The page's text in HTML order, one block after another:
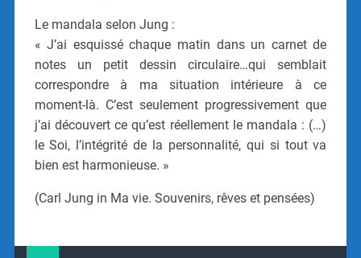
Le mandala selon Jung :
« J’ai esquissé chaque matin dans un carnet de
notes un petit dessin circulaire…qui semblait
correspondre à ma situation intérieure à ce
moment-là. C’est seulement progressivement que
j’ai découvert ce qu’est réellement le mandala : (…)
le Soi, l’intégrité de la personnalité, qui si tout va
bien est harmonieuse. »
(Carl Jung in Ma vie. Souvenirs, rêves et pensées)